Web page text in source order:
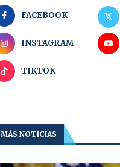
FACEBOOK
INSTAGRAM
TIKTOK
MÁS NOTICIAS